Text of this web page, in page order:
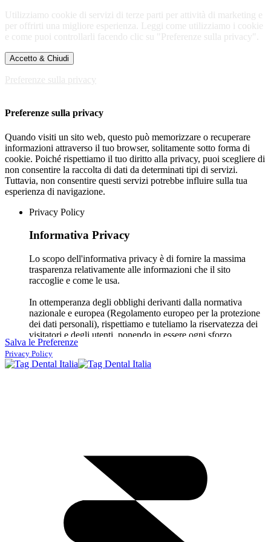
Utilizziamo cookie di servizi di terze parti per attività di marketing e
per offrirti una migliore esperienza. Leggi come utilizziamo i cookie
e come puoi controllarli facendo clic su "Preferenze sulla privacy".
Accetto & Chiudi
Preferenze sulla privacy
Preferenze sulla privacy
Quando visiti un sito web, questo può memorizzare o recuperare
informazioni attraverso il tuo browser, solitamente sotto forma di
cookie. Poiché rispettiamo il tuo diritto alla privacy, puoi scegliere di
non consentire la raccolta di dati da determinati tipi di servizi.
Tuttavia, non consentire questi servizi potrebbe influire sulla tua
esperienza di navigazione.
Privacy Policy
Informativa Privacy
Lo scopo dell'informativa privacy è di fornire la massima
trasparenza relativamente alle informazioni che il sito
raccoglie e come le usa.
In ottemperanza degli obblighi derivanti dalla normativa
nazionale e europea (Regolamento europeo per la protezione
dei dati personali), rispettiamo e tuteliamo la riservatezza dei
visitatori e degli utenti, ponendo in essere ogni sforzo
possibile e proporzionato per non ledere i diritti degli utenti.
Non pubblichiamo annunci pubblicitari, non usiamo dati
, i quali sono impostati in modo da non inviare
cookie (e quindi non raccogliere dati) fino a quando l'utente
non avvia il video. Potete osservare, infatti, che al posto del
video c'è solo un segnaposto (
). Il sito usa anche
per semplificare la condivisione degli articoli
sui social network. Tali plugin sono configurati in modo che
inviino cookie (e quindi eventualmente raccolgano dati) solo
dopo che l'utente ha cliccato sul plugin.
Salva le Preferenze
Privacy Policy